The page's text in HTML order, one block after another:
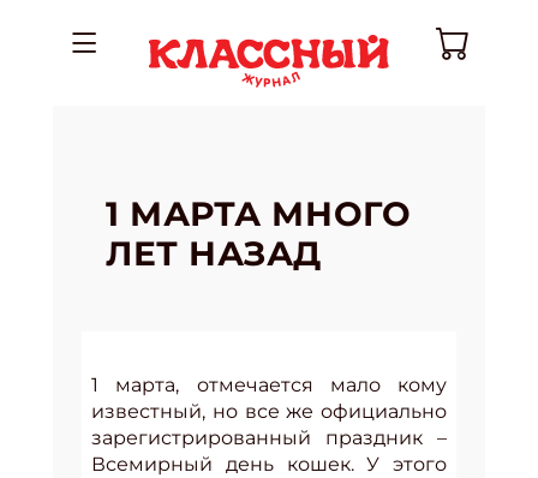
1 МАРТА МНОГО
ЛЕТ НАЗАД
1 марта, отмечается мало кому
известный, но все же официально
зарегистрированный праздник –
Всемирный день кошек. У этого